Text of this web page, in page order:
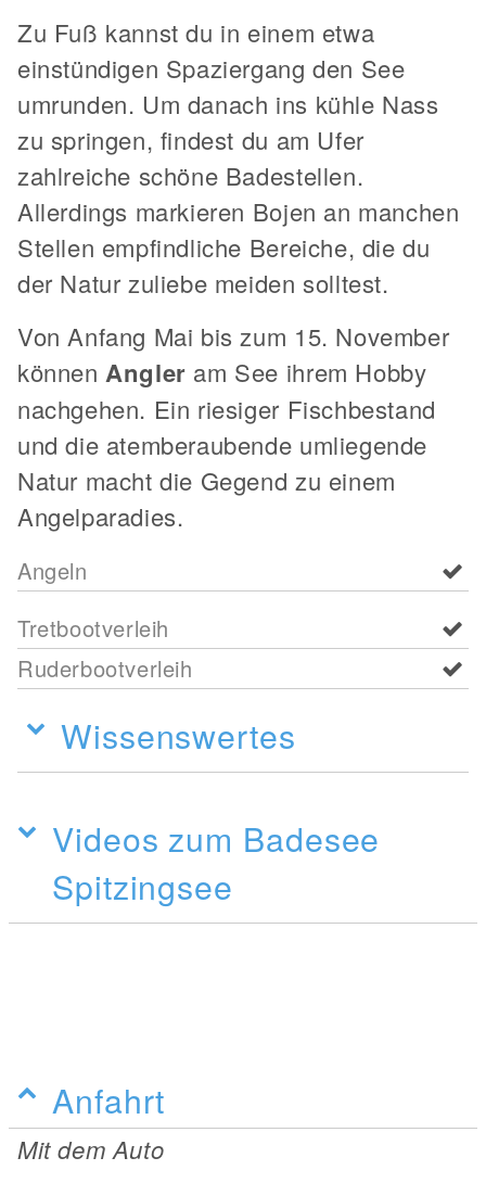
Zu Fuß kannst du in einem etwa
einstündigen Spaziergang den See
umrunden. Um danach ins kühle Nass
zu springen, findest du am Ufer
zahlreiche schöne Badestellen.
Allerdings markieren Bojen an manchen
Stellen empfindliche Bereiche, die du
der Natur zuliebe meiden solltest.
Von Anfang Mai bis zum 15. November
können Angler am See ihrem Hobby
nachgehen. Ein riesiger Fischbestand
und die atemberaubende umliegende
Natur macht die Gegend zu einem
Angelparadies.
Angeln
Tretbootverleih
Ruderbootverleih
Wissenswertes
Videos zum Badesee
Spitzingsee
Anfahrt
Mit dem Auto